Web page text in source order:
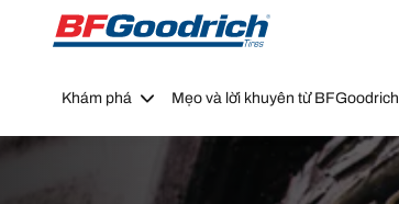
Go to page content Go to page navigation
Khám phá Mẹo và lời khuyên từ BFGoodrich